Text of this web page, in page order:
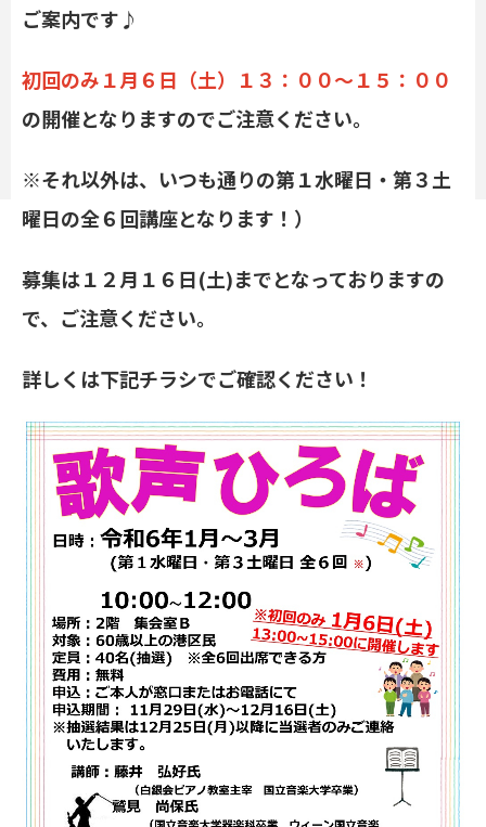
ご案内です♪
初回のみ１月６日（土）１３：００～１５：００
の開催となりますのでご注意ください。
※それ以外は、いつも通りの第１水曜日・第３土
曜日の全６回講座となります！）
募集は１２月１６日(土)までとなっておりますの
で、ご注意ください。
詳しくは下記チラシでご確認ください！